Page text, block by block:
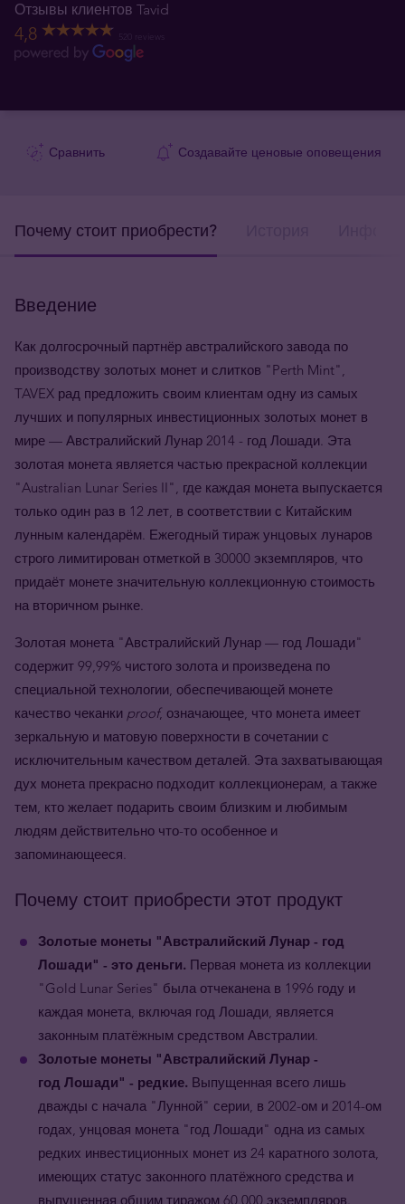
Отзывы клиентов Tavid
4,8
Сравнить Создавайте ценовые оповещения
Почему стоит приобрести?
Введение
Как долгосрочный партнёр австралийского завода по
производству золотых монет и слитков "Perth Mint",
TAVEX рад предложить своим клиентам одну из самых
лучших и популярных инвестиционных золотых монет в
мире — Австралийский Лунар 2014 - год Лошади. Эта
золотая монета является частью прекрасной коллекции
"Australian Lunar Series II", где каждая монета выпускается
только один раз в 12 лет, в соответствии с Китайским
лунным календарём. Ежегодный тираж унцовых лунаров
строго лимитирован отметкой в 30000 экземпляров, что
придаёт монете значительную коллекционную стоимость
на вторичном рынке.
Золотая монета "Австралийский Лунар — год Лошади"
содержит 99,99% чистого золота и произведена по
специальной технологии, обеспечивающей монете
качество чеканки proof, означающее, что монета имеет
зеркальную и матовую поверхности в сочетании с
исключительным качеством деталей. Эта захватывающая
дух монета прекрасно подходит коллекционерам, а также
тем, кто желает подарить своим близким и любимым
людям действительно что-то особенное и
запоминающееся.
Почему стоит приобрести этот продукт
Золотые монеты "Австралийский Лунар - год
Лошади" - это деньги. Первая монета из коллекции
"Gold Lunar Series" была отчеканена в 1996 году и
каждая монета, включая год Лошади, является
законным платёжным средством Австралии.
Золотые монеты "Австралийский Лунар -
год Лошади" - редкие. Выпущенная всего лишь
дважды с начала "Лунной" серии, в 2002-ом и 2014-ом
годах, унцовая монета "год Лошади" одна из самых
редких инвестиционных монет из 24 каратного золота,
имеющих статус законного платёжного средства и
выпущенная общим тиражом 60 000 экземпляров.